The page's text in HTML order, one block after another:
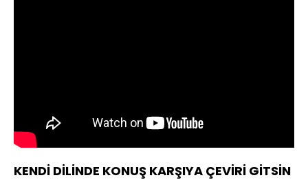
KENDİ DİLİNDE KONUŞ KARŞIYA ÇEVİRİ GİTSİN